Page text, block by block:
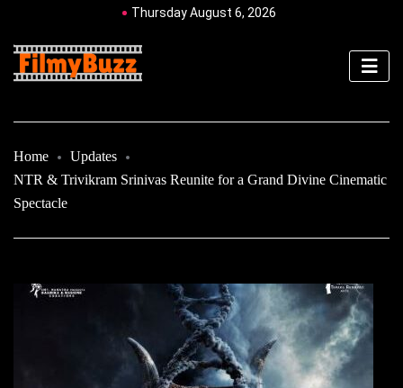
Thursday August 6, 2026
Home
Updates
NTR & Trivikram Srinivas Reunite for a Grand Divine Cinematic
Spectacle